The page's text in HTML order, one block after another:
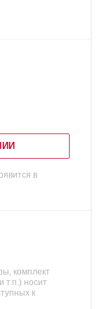
в
комплект
т.п.) носит
к